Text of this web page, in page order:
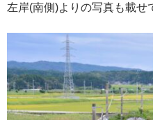
左岸(南側)よりの写真も載せ